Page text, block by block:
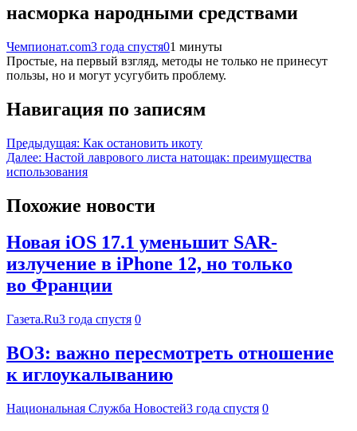
насморка народными средствами
Чемпионат.com3 года спустя01 минуты
Простые, на первый взгляд, методы не только не принесут
пользы, но и могут усугубить проблему.
Навигация по записям
Предыдущая: Как остановить икоту
Далее: Настой лаврового листа натощак: преимущества
использования
Похожие новости
Новая iOS 17.1 уменьшит SAR-
излучение в iPhone 12, но только
во Франции
Газета.Ru3 года спустя 0
ВОЗ: важно пересмотреть отношение
к иглоукалыванию
Национальная Служба Новостей3 года спустя 0